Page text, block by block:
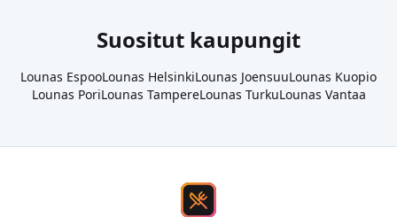
Suositut kaupungit
Lounas EspooLounas HelsinkiLounas JoensuuLounas Kuopio
Lounas PoriLounas TampereLounas TurkuLounas Vantaa